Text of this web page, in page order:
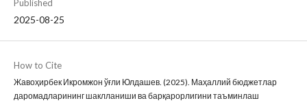
Published
2025-08-25
How to Cite
Жавоҳирбек Икромжон ўғли Юлдашев. (2025). Маҳаллий бюджетлар
даромадларининг шаклланиши ва барқарорлигини таъминлаш